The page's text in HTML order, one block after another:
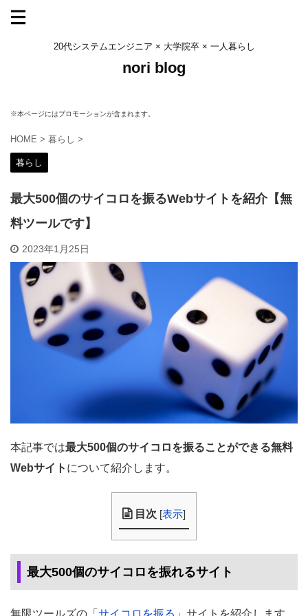
20代システムエンジニア × 大学院卒 × 一人暮らし
nori blog
※本ページにはプロモーションが含まれます。
HOME > 暮らし >
暮らし
最大500個のサイコロを振るWebサイトを紹介【無
料ツールです】
2023年1月25日
本記事では最大500個のサイコロを振ることができる無料
Webサイト について紹介します。
目次 [表示]
最大500個のサイコロを振れるサイト